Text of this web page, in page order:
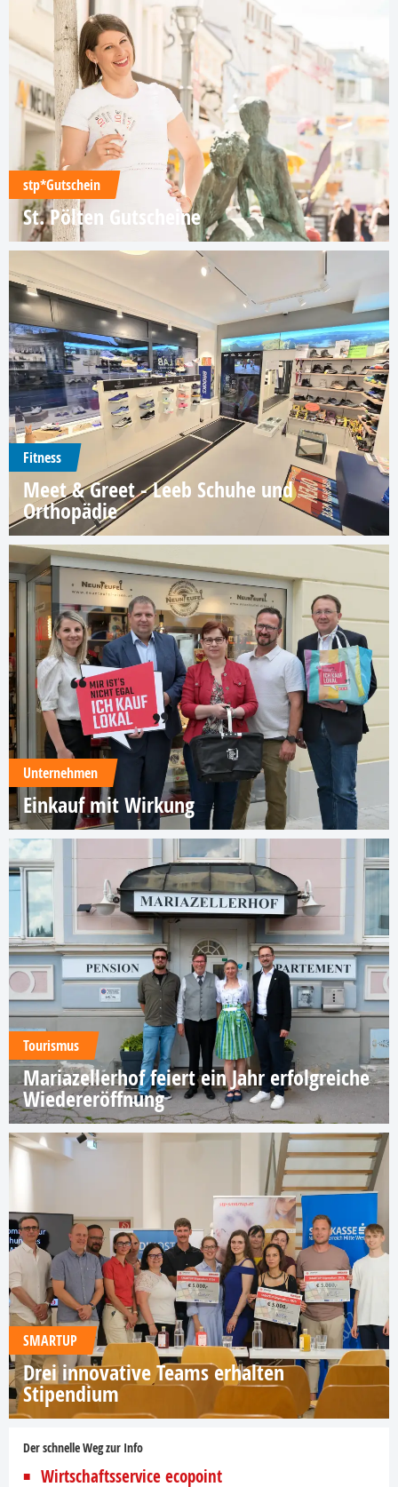
stp*Gutschein
St. Pölten Gutscheine
Fitness
Meet & Greet - Leeb Schuhe und
Orthopädie
Unternehmen
Einkauf mit Wirkung
Tourismus
Mariazellerhof feiert ein Jahr erfolgreiche
Wiedereröffnung
SMARTUP
Drei innovative Teams erhalten
Stipendium
Der schnelle Weg zur Info
Wirtschaftsservice ecopoint